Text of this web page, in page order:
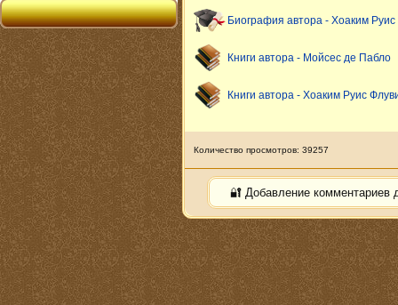
Биография автора - Хоаким
Книги автора - Мойсес де Пабло
Книги автора - Хоаким Руис
Количество просмотров: 39257
🔐 Добавление комментариев